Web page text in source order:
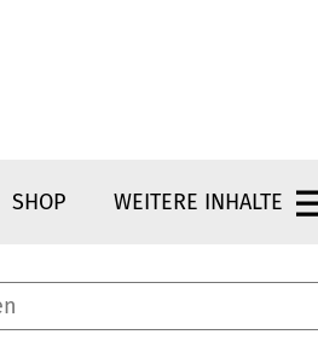
SHOP WEITERE INHALTE